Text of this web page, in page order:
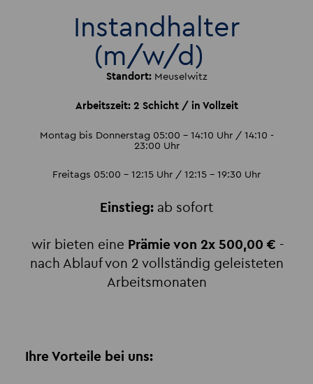
Instandhalter
(m/w/d)
Standort: Meuselwitz
Arbeitszeit: 2 Schicht / in Vollzeit
Montag bis Donnerstag 05:00 - 14:10 Uhr / 14:10 -
23:00 Uhr
Freitags 05:00 - 12:15 Uhr / 12:15 - 19:30 Uhr
Einstieg: ab sofort
wir bieten eine Prämie von 2x 500,00 € -
nach Ablauf von 2 vollständig geleisteten
Arbeitsmonaten
Ihre Vorteile bei uns: